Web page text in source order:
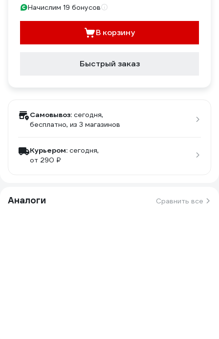
Начислим 19 бонусов
В корзину
Быстрый заказ
Самовывоз: сегодня,
бесплатно, из 3 магазинов
Курьером: сегодня,
от 290 ₽
Аналоги Сравнить все